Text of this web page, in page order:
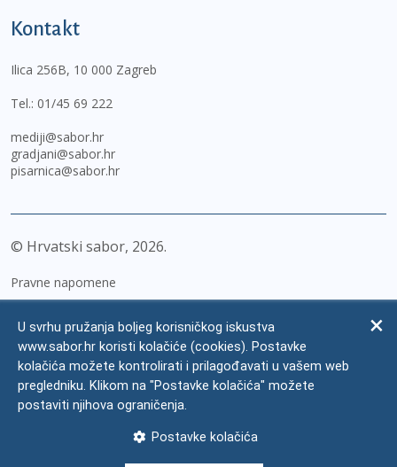
Kontakt
Ilica 256B, 10 000 Zagreb
Tel.: 01/45 69 222
mediji@sabor.hr
gradjani@sabor.hr
pisarnica@sabor.hr
© Hrvatski sabor, 2026
Pravne napomene
Zaštita osobnih podataka
Impressum
Česta pitanja
U svrhu pružanja boljeg korisničkog iskustva
www.sabor.hr koristi kolačiće (cookies). Postavke
kolačića možete kontrolirati i prilagođavati u vašem web
pregledniku. Klikom na "Postavke kolačića" možete
postaviti njihova ograničenja.
Postavke kolačića